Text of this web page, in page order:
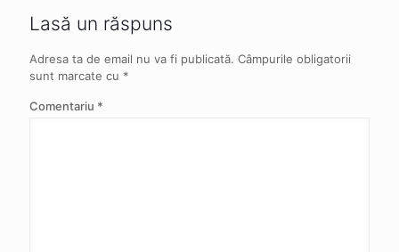
Lasă un răspuns
Adresa ta de email nu va fi publicată. Câmpurile obligatorii
sunt marcate cu *
Comentariu *